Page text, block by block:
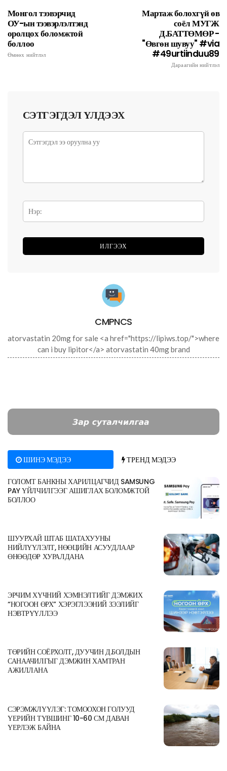
Монгол тээвэрчид
ОУ-ын тээвэрлэлтэнд
оролцох боломжтой
боллоо
Өмнөх нийтлэл
Мартаж болохгүй өв
соёл МУГЖ
Д.БАТТӨМӨР -
"Өвгөн шувуу" #via
#49urtiinduu89
Дараагийн нийтлэл
СЭТГЭГДЭЛ ҮЛДЭЭХ
CMPNCS
atorvastatin 20mg for sale <a href="https://lipiws.top/">where
can i buy lipitor</a> atorvastatin 40mg brand
ШИНЭ МЭДЭЭ ТРЕНД МЭДЭЭ
ГОЛОМТ БАНКНЫ ХАРИЛЦАГЧИД SAMSUNG
PAY ҮЙЛЧИЛГЭЭГ АШИГЛАХ БОЛОМЖТОЙ
БОЛЛОО
ШУУРХАЙ ШТАБ ШАТАХУУНЫ
НИЙЛҮҮЛЭЛТ, НӨӨЦИЙН АСУУДЛААР
ӨНӨӨДӨР ХУРАЛДАНА
ЭРЧИМ ХҮЧНИЙ ХЭМНЭЛТИЙГ ДЭМЖИХ
“НОГООН ӨРХ” ХЭРЭГЛЭЭНИЙ ЗЭЭЛИЙГ
НЭВТРҮҮЛЛЭЭ
ТӨРИЙН СОЁРХОЛТ, ДУУЧИН Д.БОЛДЫН
САНААЧИЛГЫГ ДЭМЖИН ХАМТРАН
АЖИЛЛАНА
СЭРЭМЖЛҮҮЛЭГ: ТОМООХОН ГОЛУУД
ҮЕРИЙН ТҮВШИНГ 10-60 СМ ДАВАН
ҮЕРЛЭЖ БАЙНА